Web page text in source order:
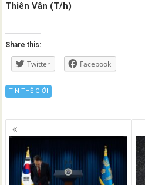
Thiên Vân (T/h)
Share this:
Twitter Facebook
TIN THẾ GIỚI
Posts
navigation